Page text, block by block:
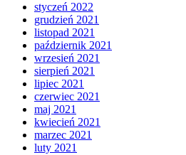
styczeń 2022
grudzień 2021
listopad 2021
październik 2021
wrzesień 2021
sierpień 2021
lipiec 2021
czerwiec 2021
maj 2021
kwiecień 2021
marzec 2021
luty 2021